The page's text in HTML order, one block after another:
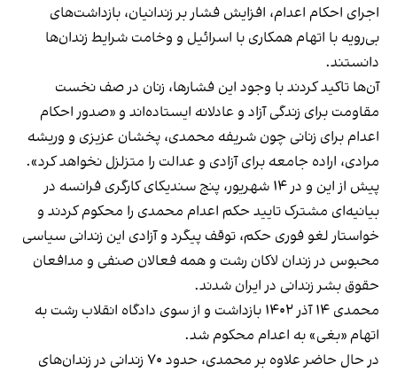
اجرای احکام اعدام، افزایش فشار بر زندانیان، بازداشت‌های
بی‌رویه با اتهام همکاری با اسرائیل و وخامت شرایط زندان‌ها
دانستند.
آن‌ها تاکید کردند با وجود این فشارها، زنان در صف نخست
مقاومت برای زندگی آزاد و عادلانه ایستاده‌اند و «صدور احکام
اعدام برای زنانی چون شریفه محمدی، پخشان عزیزی و وریشه
مرادی، اراده جامعه برای آزادی و عدالت را متزلزل نخواهد کرد».
پیش از این و در ۱۴ شهریور، پنج سندیکای کارگری فرانسه در
بیانیه‌ای مشترک تایید حکم اعدام محمدی را محکوم کردند و
خواستار لغو فوری حکم، توقف پیگرد و آزادی این زندانی سیاسی
محبوس در زندان لاکان رشت و همه فعالان صنفی و مدافعان
حقوق بشر زندانی در ایران شدند.
محمدی ۱۴ آذر ۱۴۰۲ بازداشت و از سوی دادگاه انقلاب رشت به
اتهام «بغی» به اعدام محکوم شد.
در حال حاضر علاوه بر محمدی، حدود ۷۰ زندانی در زندان‌های